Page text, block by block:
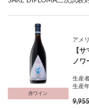
赤ワイン
アメ
【
ノワ
生産
生産